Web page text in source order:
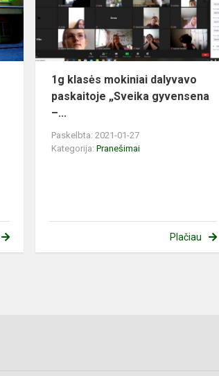
1g klasės mokiniai dalyvavo
paskaitoje „Sveika gyvensena
–...
Paskelbta: 2021-01-27
Kategorija:Pranešimai
Plačiau